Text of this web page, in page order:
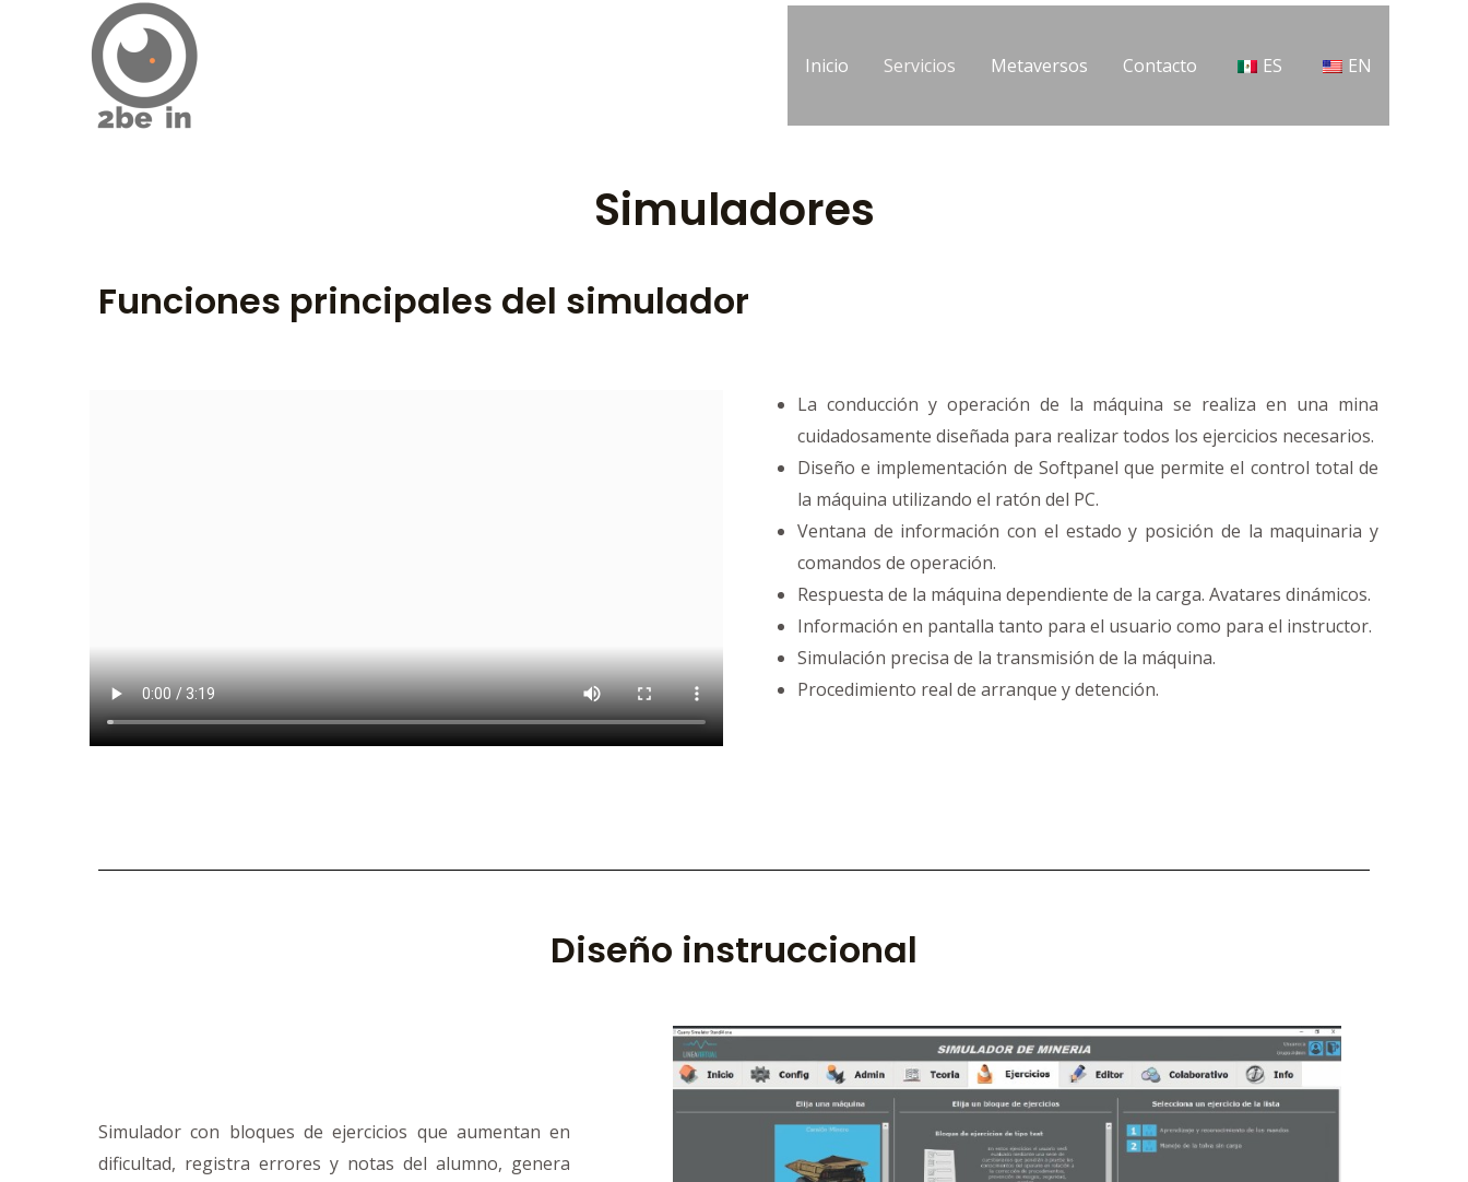
Inicio Servicios Metaversos Contacto ES EN
Simuladores
Funciones principales del simulador
La conducción y operación de la máquina se realiza en una mina
cuidadosamente diseñada para realizar todos los ejercicios necesarios.
Diseño e implementación de Softpanel que permite el control total de
la máquina utilizando el ratón del PC.
Ventana de información con el estado y posición de la maquinaria y
comandos de operación.
Respuesta de la máquina dependiente de la carga. Avatares dinámicos.
Información en pantalla tanto para el usuario como para el instructor.
Simulación precisa de la transmisión de la máquina.
Procedimiento real de arranque y detención.
Diseño instruccional
Simulador con bloques de ejercicios que aumentan en
dificultad, registra errores y notas del alumno, genera